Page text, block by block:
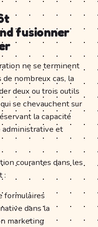
fusionner
ne se terminent
nombreux cas, la
deux ou trois outils
se chevauchent sur
la capacité
administrative et
courantes dans les
:
formulaires
dans la
marketing